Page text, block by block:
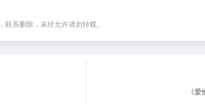
系删除，未经允许请勿转载。
《